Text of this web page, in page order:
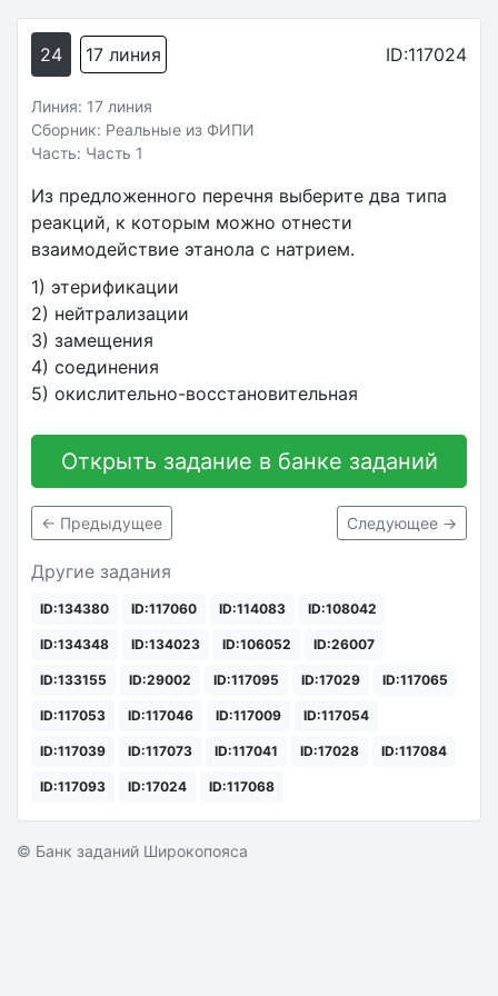
24 17 линия ID:117024
Линия: 17 линия
Сборник: Реальные из ФИПИ
Часть: Часть 1
Из предложенного перечня выберите два типа
реакций, к которым можно отнести
взаимодействие этанола с натрием.
1) этерификации
2) нейтрализации
3) замещения
4) соединения
5) окислительно-восстановительная
Открыть задание в банке заданий
← Предыдущее Следующее →
Другие задания
ID:134380 ID:117060 ID:114083 ID:108042
ID:134348 ID:134023 ID:106052 ID:26007
ID:133155 ID:29002 ID:117095 ID:17029 ID:117065
ID:117053 ID:117046 ID:117009 ID:117054
ID:117039 ID:117073 ID:117041 ID:17028 ID:117084
ID:117093 ID:17024 ID:117068
© Банк заданий Широкопояса